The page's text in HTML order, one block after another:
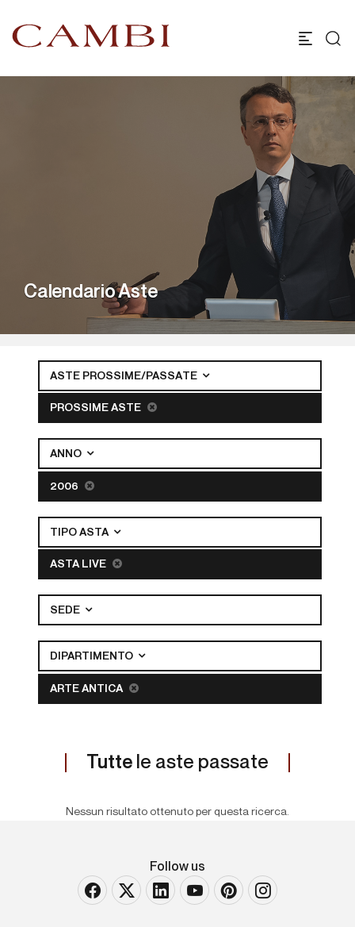
Calendario Aste
ASTE PROSSIME/PASSATE
PROSSIME ASTE
ANNO
2006
TIPO ASTA
ASTA LIVE
SEDE
DIPARTIMENTO
ARTE ANTICA
Tutte le aste passate
Nessun risultato ottenuto per questa ricerca.
Follow us